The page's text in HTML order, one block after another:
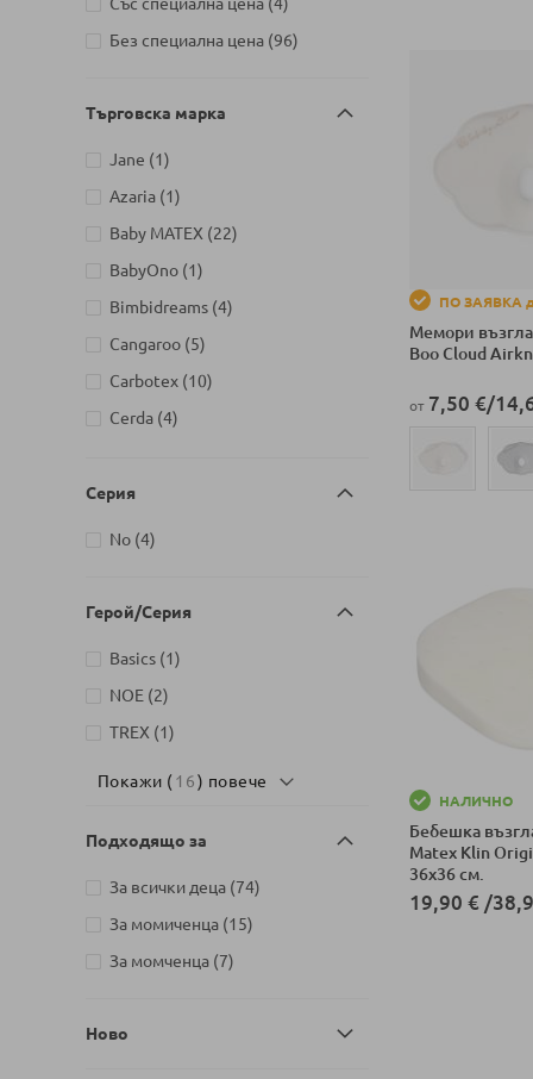
ПО ЗАЯВКА
Мемори
Boo Cloud
от 7,50 €/
НАЛИЧНО
Бебешка
Matex Klin
36x36 см.
19,90 € /
54
артикули
Детски магазин на бул. Черни
Детски магазин на ул.
1
47
артикули
Детски магазин на ул.
Търговище
50
артикули
Без специална цена 96
артикули
Търговска марка
Jane 1
артикул
Azaria 1
артикул
Baby MATEX
22
артикули
BabyOno 1
артикул
Bimbidreams 4
артикули
Cangaroo 5
артикули
Carbotex 10
артикули
Cerda 4
артикули
ITALBABY
Kikka Boo
LORELLI
Серия
No 4
артикули
Герой/Серия
Basics 1
артикул
NOE
2
артикули
TREX
1
артикул
Покажи (16 ) повече
Подходящо за
За всички деца 74
артикули
За момиченца 15
артикули
За момченца 7
артикули
Ново